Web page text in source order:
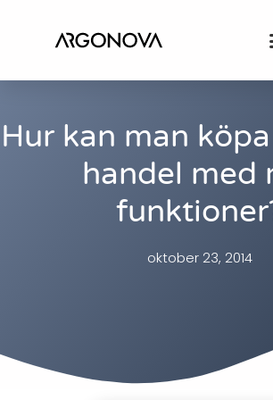
Hur kan man
handel med
oktober 23, 2014